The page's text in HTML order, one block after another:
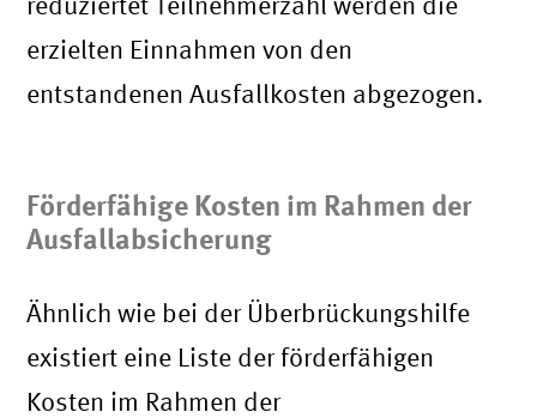
erzielten Einnahmen von den
entstandenen Ausfallkosten abgezogen.
Förderfähige Kosten im Rahmen der
Ausfallabsicherung
Ähnlich wie bei der Überbrückungshilfe
existiert eine Liste der förderfähigen
Kosten im Rahmen der